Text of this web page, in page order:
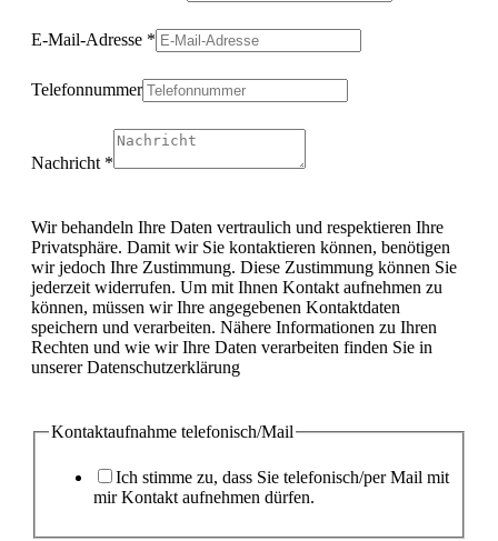
E-Mail-Adresse *
Telefonnummer
Layout
Adresse
Nachricht *
Wir behandeln Ihre Daten vertraulich und respektieren Ihre
Privatsphäre. Damit wir Sie kontaktieren können, benötigen
wir jedoch Ihre Zustimmung. Diese Zustimmung können Sie
jederzeit widerrufen. Um mit Ihnen Kontakt aufnehmen zu
können, müssen wir Ihre angegebenen Kontaktdaten
speichern und verarbeiten. Nähere Informationen zu Ihren
Rechten und wie wir Ihre Daten verarbeiten finden Sie in
unserer Datenschutzerklärung
Kontaktaufnahme telefonisch/Mail
Ich stimme zu, dass Sie telefonisch/per Mail mit
mir Kontakt aufnehmen dürfen.